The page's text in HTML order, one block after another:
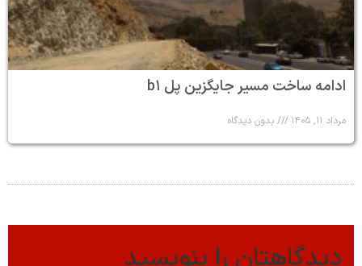
ادامه ساخت مسیر جایگزین پل b۱
مرداد ۱۱, ۱۴۰۵ بدون دیدگاه